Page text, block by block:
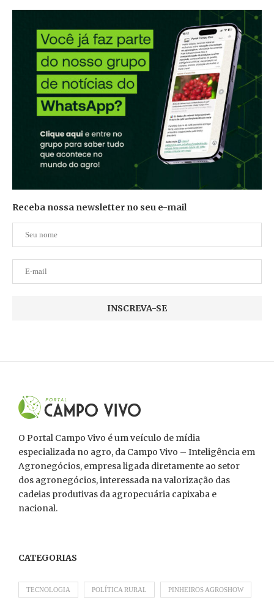
Receba nossa newsletter no seu e-mail
O Portal Campo Vivo é um veículo de mídia
especializada no agro, da Campo Vivo – Inteligência em
Agronegócios, empresa ligada diretamente ao setor
dos agronegócios, interessada na valorização das
cadeias produtivas da agropecuária capixaba e
nacional.
CATEGORIAS
TECNOLOGIA POLÍTICA RURAL PINHEIROS AGROSHOW